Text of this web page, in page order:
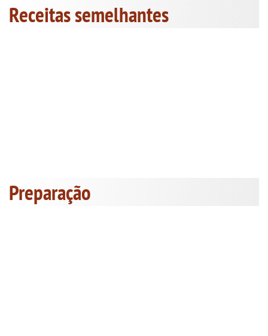
Receitas semelhantes
Preparação